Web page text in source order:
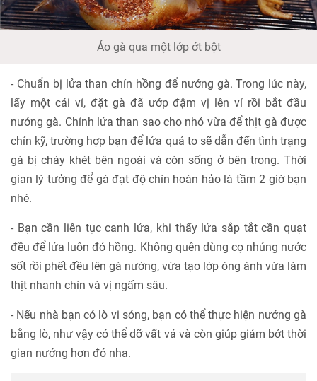
Áo gà qua một lớp ớt bột
- Chuẩn bị lửa than chín hồng để nướng gà. Trong lúc này,
lấy một cái vỉ, đặt gà đã ướp đậm vị lên vỉ rồi bắt đầu
nướng gà. Chỉnh lửa than sao cho nhỏ vừa để thịt gà được
chín kỹ, trường hợp bạn để lửa quá to sẽ dẫn đến tình trạng
gà bị cháy khét bên ngoài và còn sống ở bên trong. Thời
gian lý tưởng để gà đạt độ chín hoàn hảo là tầm 2 giờ bạn
nhé.
- Bạn cần liên tục canh lửa, khi thấy lửa sắp tắt cần quạt
đều để lửa luôn đỏ hồng. Không quên dùng cọ nhúng nước
sốt rồi phết đều lên gà nướng, vừa tạo lớp óng ánh vừa làm
thịt nhanh chín và vị ngấm sâu.
- Nếu nhà bạn có lò vi sóng, bạn có thể thực hiện nướng gà
bằng lò, như vậy có thể dỡ vất vả và còn giúp giảm bớt thời
gian nướng hơn đó nha.